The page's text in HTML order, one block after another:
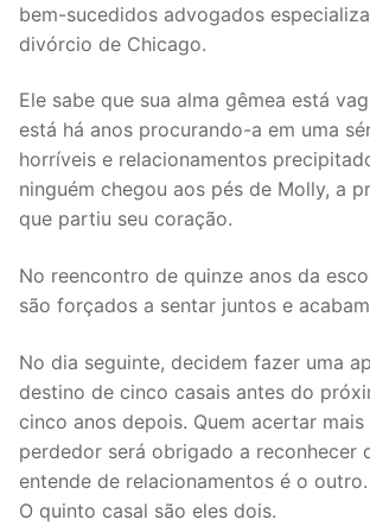
bem-sucedidos advogados
divórcio de Chicago.
Ele sabe que sua alma gêmea está
está há anos procurando-a em uma
horríveis e relacionamentos
ninguém chegou aos pés de Molly, a
que partiu seu coração.
No reencontro de quinze anos da
são forçados a sentar juntos e
No dia seguinte, decidem fazer uma
destino de cinco casais antes do
cinco anos depois. Quem acertar mais
perdedor será obrigado a reconhecer
entende de relacionamentos é o
O quinto casal são eles dois.